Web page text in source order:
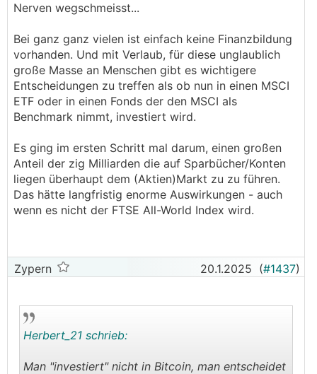
Nerven wegschmeisst...
Bei ganz ganz vielen ist einfach keine Finanzbildung
vorhanden. Und mit Verlaub, für diese unglaublich
große Masse an Menschen gibt es wichtigere
Entscheidungen zu treffen als ob nun in einen MSCI
ETF oder in einen Fonds der den MSCI als
Benchmark nimmt, investiert wird.
Es ging im ersten Schritt mal darum, einen großen
Anteil der zig Milliarden die auf Sparbücher/Konten
liegen überhaupt dem (Aktien)Markt zu zu führen.
Das hätte langfristig enorme Auswirkungen - auch
wenn es nicht der FTSE All-World Index wird.
Zypern 20.1.2025 (#1437)
Herbert_21 schrieb:
Man "investiert" nicht in Bitcoin, man entscheidet